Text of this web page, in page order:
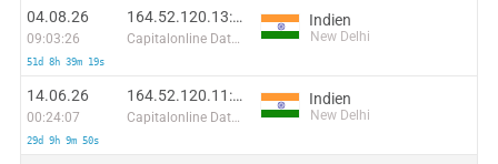
04.08.26
09:03:26
51d 8h 39m 19s
164.52.120.13:36301
Capitalonline Data Service (HK) Co
Indien
New Delhi
14.06.26
00:24:07
29d 9h 9m 50s
164.52.120.11:2431
Capitalonline Data Service (HK) Co
Indien
New Delhi